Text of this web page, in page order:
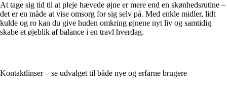
At tage sig tid til at pleje hævede øjne er mere end en skønhedsrutine –
det er en måde at vise omsorg for sig selv på. Med enkle midler, lidt
kulde og ro kan du give huden omkring øjnene nyt liv og samtidig
skabe et øjeblik af balance i en travl hverdag.
Kontaktlinser – se udvalget til både nye og erfarne brugere